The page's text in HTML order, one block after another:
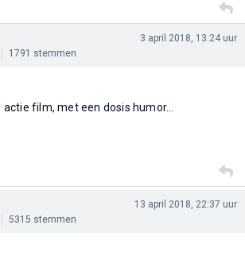
1791 stemmen
3 april 2018, 13:24 uur
film, met een dosis humor...
5315 stemmen
13 april 2018, 22:37 uur